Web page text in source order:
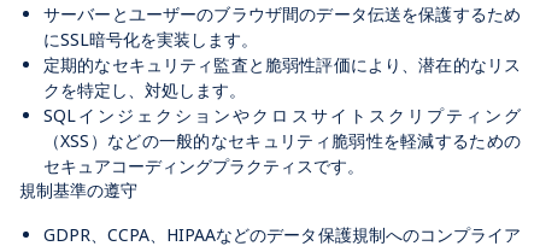
サーバーとユーザーのブラウザ間のデータ伝送を保護するため
にSSL暗号化を実装します。
定期的なセキュリティ監査と脆弱性評価により、潜在的なリス
クを特定し、対処します。
SQLインジェクションやクロスサイトスクリプティング
（XSS）などの一般的なセキュリティ脆弱性を軽減するための
セキュアコーディングプラクティスです。
規制基準の遵守
GDPR、CCPA、HIPAAなどのデータ保護規制へのコンプライア